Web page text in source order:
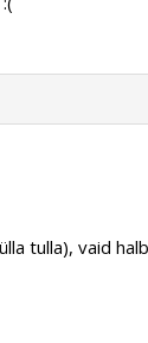
tulla), vaid